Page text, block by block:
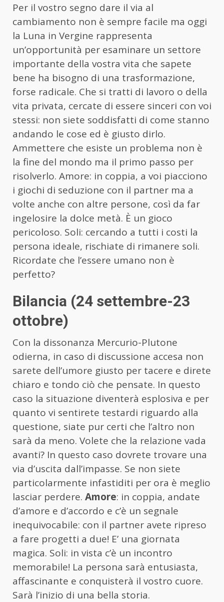
Per il vostro segno dare il via al
cambiamento non è sempre facile ma oggi
la Luna in Vergine rappresenta
un’opportunità per esaminare un settore
importante della vostra vita che sapete
bene ha bisogno di una trasformazione,
forse radicale. Che si tratti di lavoro o della
vita privata, cercate di essere sinceri con voi
stessi: non siete soddisfatti di come stanno
andando le cose ed è giusto dirlo.
Ammettere che esiste un problema non è
la fine del mondo ma il primo passo per
risolverlo. Amore: in coppia, a voi piacciono
i giochi di seduzione con il partner ma a
volte anche con altre persone, così da far
ingelosire la dolce metà. È un gioco
pericoloso. Soli: cercando a tutti i costi la
persona ideale, rischiate di rimanere soli.
Ricordate che l’essere umano non è
perfetto?
Bilancia (24 settembre-23
ottobre)
Con la dissonanza Mercurio-Plutone
odierna, in caso di discussione accesa non
sarete dell’umore giusto per tacere e direte
chiaro e tondo ciò che pensate. In questo
caso la situazione diventerà esplosiva e per
quanto vi sentirete testardi riguardo alla
questione, siate pur certi che l’altro non
sarà da meno. Volete che la relazione vada
avanti? In questo caso dovrete trovare una
via d’uscita dall’impasse. Se non siete
particolarmente infastiditi per ora è meglio
lasciar perdere. Amore: in coppia, andate
d’amore e d’accordo e c’è un segnale
inequivocabile: con il partner avete ripreso
a fare progetti a due! E’ una giornata
magica. Soli: in vista c’è un incontro
memorabile! La persona sarà entusiasta,
affascinante e conquisterà il vostro cuore.
Sarà l’inizio di una bella storia.